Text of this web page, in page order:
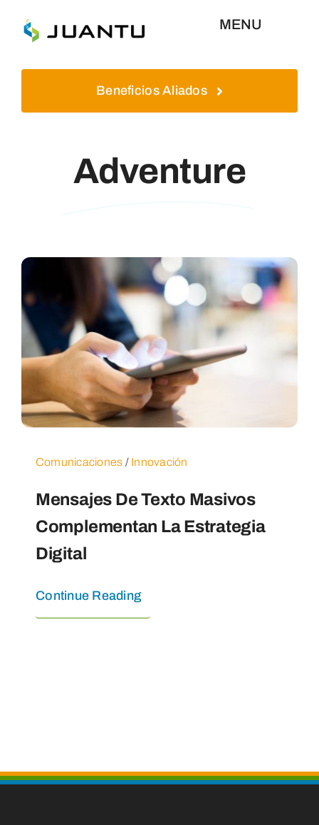
MENU
Plataformas
Contáctenos
Beneficios Aliados
Adventure
Comunicaciones / Innovación
Mensajes De Texto Masivos
Complementan La Estrategia
Digital
Continue Reading